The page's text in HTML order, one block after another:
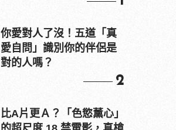
你愛對人了沒！五道「真
愛自問」識別你的伴侶是
對的人嗎？
2
比A片更Ａ？「色慾薰心」